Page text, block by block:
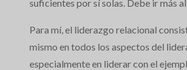
suficientes por sí solas. Debe ir más
Para mí, el liderazgo relacional
mismo en todos los aspectos del
especialmente en liderar con el